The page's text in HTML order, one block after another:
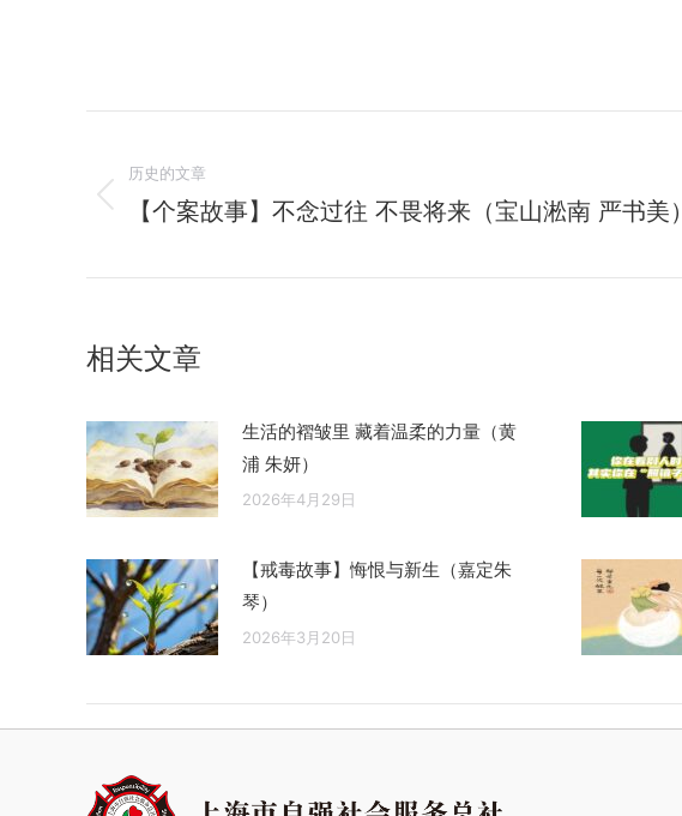
章
航
历史的文章
历
的
章：
【个案故事】不念过往 不畏将来（宝山淞南 严书美）
相关文章
生活的褶皱里 藏着温柔的力量（黄
浦 朱妍）
2026年4月29日
【戒毒故事】悔恨与新生（嘉定朱
琴）
2026年3月20日